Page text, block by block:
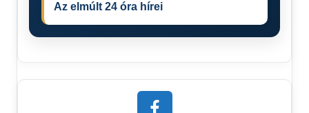
Az elmúlt 24 óra hírei